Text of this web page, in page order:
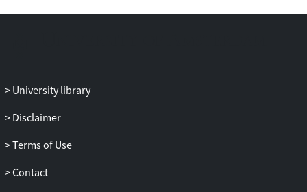
University library
Disclaimer
Terms of Use
Contact